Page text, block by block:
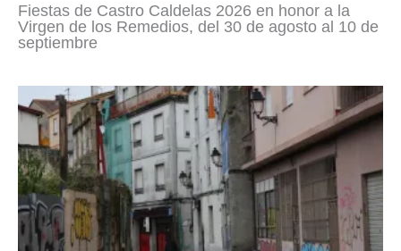
Fiestas de Castro Caldelas 2026 en honor a la
Virgen de los Remedios, del 30 de agosto al 10 de
septiembre